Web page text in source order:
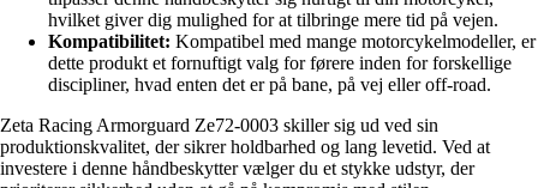
hvilket giver dig mulighed for at tilbringe mere tid på vejen.
Kompatibilitet: Kompatibel med mange motorcykelmodeller, er
dette produkt et fornuftigt valg for førere inden for forskellige
discipliner, hvad enten det er på bane, på vej eller off-road.
Zeta Racing Armorguard Ze72-0003 skiller sig ud ved sin
produktionskvalitet, der sikrer holdbarhed og lang levetid. Ved at
investere i denne håndbeskytter vælger du et stykke udstyr, der